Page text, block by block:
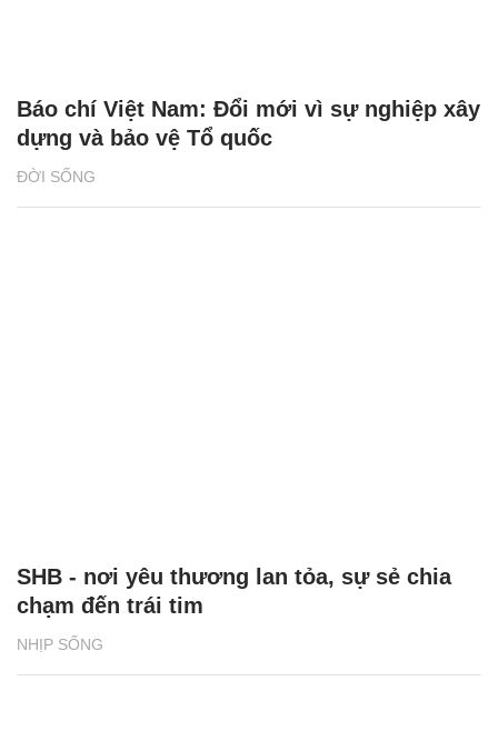
ĐỜI SỐNG
Báo chí Việt Nam: Đổi mới vì sự nghiệp xây
dựng và bảo vệ Tổ quốc
NHỊP SỐNG
SHB - nơi yêu thương lan tỏa, sự sẻ chia
chạm đến trái tim